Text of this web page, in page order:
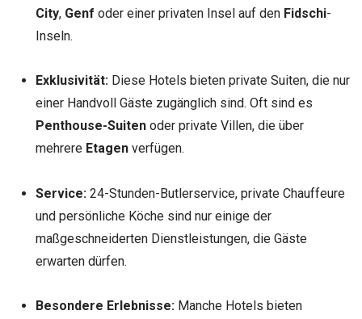
City, Genf oder einer privaten Insel auf den Fidschi-
Inseln.
Exklusivität:Diese Hotels bieten private Suiten, die nur
einer Handvoll Gäste zugänglich sind. Oft sind es
Penthouse-Suitenoder private Villen, die über
mehrere Etagenverfügen.
Service:24-Stunden-Butlerservice, private Chauffeure
und persönliche Köche sind nur einige der
maßgeschneiderten Dienstleistungen, die Gäste
erwarten dürfen.
Besondere Erlebnisse:Manche Hotels bieten